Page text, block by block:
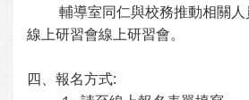
輔導室同仁與校務推動相關人
線上研習會線上研習會。
四、報名方式: